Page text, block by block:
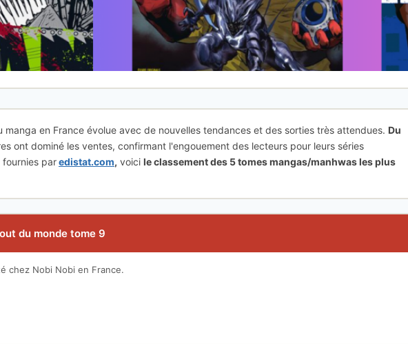
manga en France évolue avec de nouvelles tendances et des sorties très attendues. Du
ont dominé les ventes, confirmant l'engouement des lecteurs pour leurs séries
fournies paredistat.com, voici le classement des 5 tomes mangas/manhwas les plus
du monde tome 9
chez Nobi Nobi en France.